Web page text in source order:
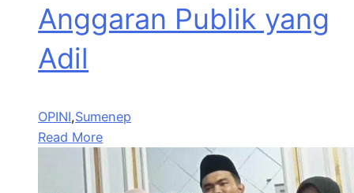
Anggaran Publik yang
Adil
OPINI,Sumenep
Read More